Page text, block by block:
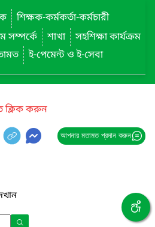
শিক্ষক-কর্মকর্তা-কর্মচারী
সম্পর্কে শাখা
সহশিক্ষা কার্যক্রম
ই-পেমেন্ট ও ই-সেবা
ক্লিক করুন
আপনার মতামত প্রদান করুন